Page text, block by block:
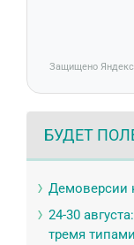
Защищено
БУДЕТ
Демоверсии
24-30
тремя